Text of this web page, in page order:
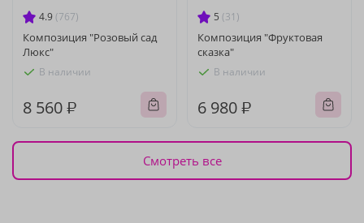
4.9 (767)
Композиция "Розовый сад
Люкс"
В наличии
8 560 ₽
5 (31)
Композиция "Фруктовая
сказка"
В наличии
6 980 ₽
Смотреть все